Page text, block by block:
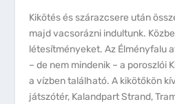
Kikötés és szárazcsere után
majd vacsorázni indultunk.
létesítményeket. Az Élményfalu
– de nem mindenik – a poroszlói
a vízben található. A kikötőkön
játszótér, Kalandpart Strand,